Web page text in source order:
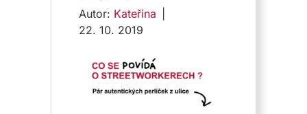
Autor: Kateřina
22. 10. 2019